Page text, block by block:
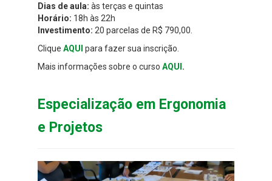
Dias de aula: às terças e quintas
Horário: 18h às 22h
Investimento: 20 parcelas de R$ 790,00.
Clique AQUI para fazer sua inscrição.
Mais informações sobre o curso AQUI .
Especialização em Ergonomia
e Projetos